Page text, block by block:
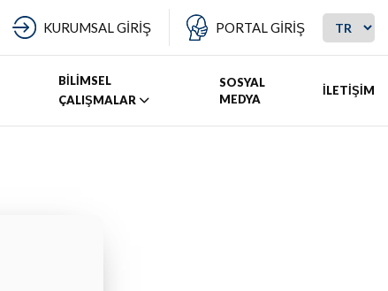
KURUMSAL GİRİŞ PORTAL GİRİŞ
BİLİMSEL
ÇALIŞMALAR
SOSYAL
MEDYA
İLETİŞİM